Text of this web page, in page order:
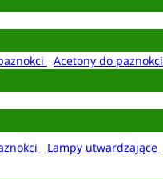
Acetony do paznokci
Lampy utwardzające